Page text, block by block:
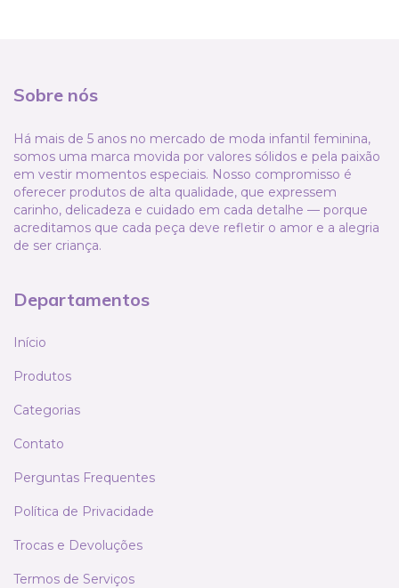
Sobre nós
Há mais de 5 anos no mercado de moda infantil feminina,
somos uma marca movida por valores sólidos e pela paixão
em vestir momentos especiais. Nosso compromisso é
oferecer produtos de alta qualidade, que expressem
carinho, delicadeza e cuidado em cada detalhe — porque
acreditamos que cada peça deve refletir o amor e a alegria
de ser criança.
Departamentos
Início
Produtos
Categorias
Contato
Perguntas Frequentes
Política de Privacidade
Trocas e Devoluções
Termos de Serviços